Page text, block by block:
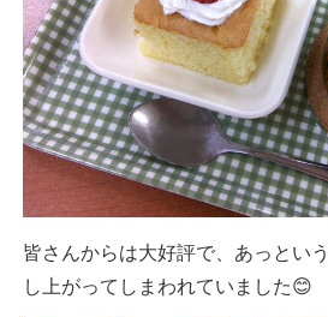
皆さんからは大好評で、あっとい
し上がってしまわれていました😊